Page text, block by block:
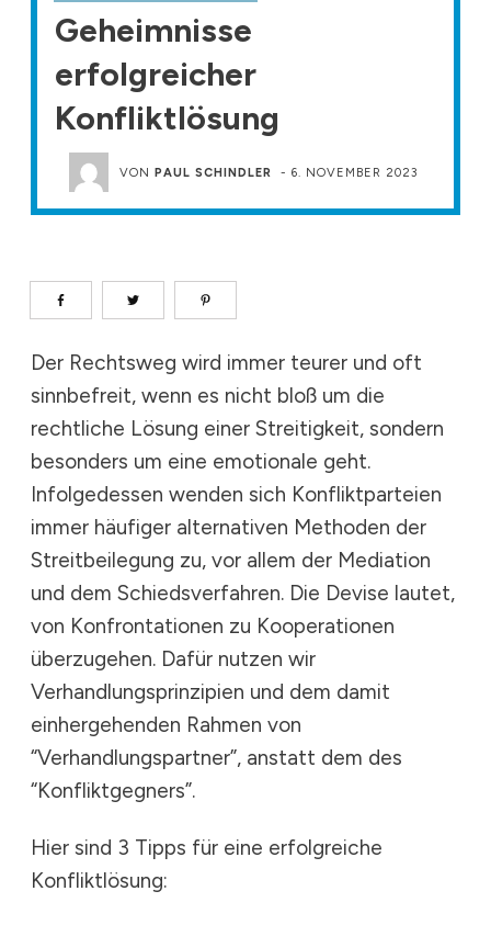
Geheimnisse
erfolgreicher
Konfliktlösung
VON PAUL SCHINDLER - 6. NOVEMBER 2023
Der Rechtsweg wird immer teurer und oft
sinnbefreit, wenn es nicht bloß um die
rechtliche Lösung einer Streitigkeit, sondern
besonders um eine emotionale geht.
Infolgedessen wenden sich Konfliktparteien
immer häufiger alternativen Methoden der
Streitbeilegung zu, vor allem der Mediation
und dem Schiedsverfahren. Die Devise lautet,
von Konfrontationen zu Kooperationen
überzugehen. Dafür nutzen wir
Verhandlungsprinzipien und dem damit
einhergehenden Rahmen von
“Verhandlungspartner”, anstatt dem des
“Konfliktgegners”.
Hier sind 3 Tipps für eine erfolgreiche
Konfliktlösung: